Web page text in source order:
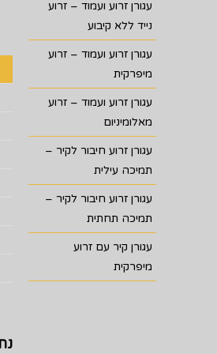
עגורן זרוע ועמוד – זרוע
נייד ללא קיבוע
עגורן זרוע ועמוד – זרוע
מיפרקית
עגורן זרוע ועמוד – זרוע
מאלומיניום
עגורן זרוע חיבור לקיר –
תמיכה עילית
עגורן זרוע חיבור לקיר –
תמיכה תחתית
עגורן קיר עם זרוע
מיפרקית